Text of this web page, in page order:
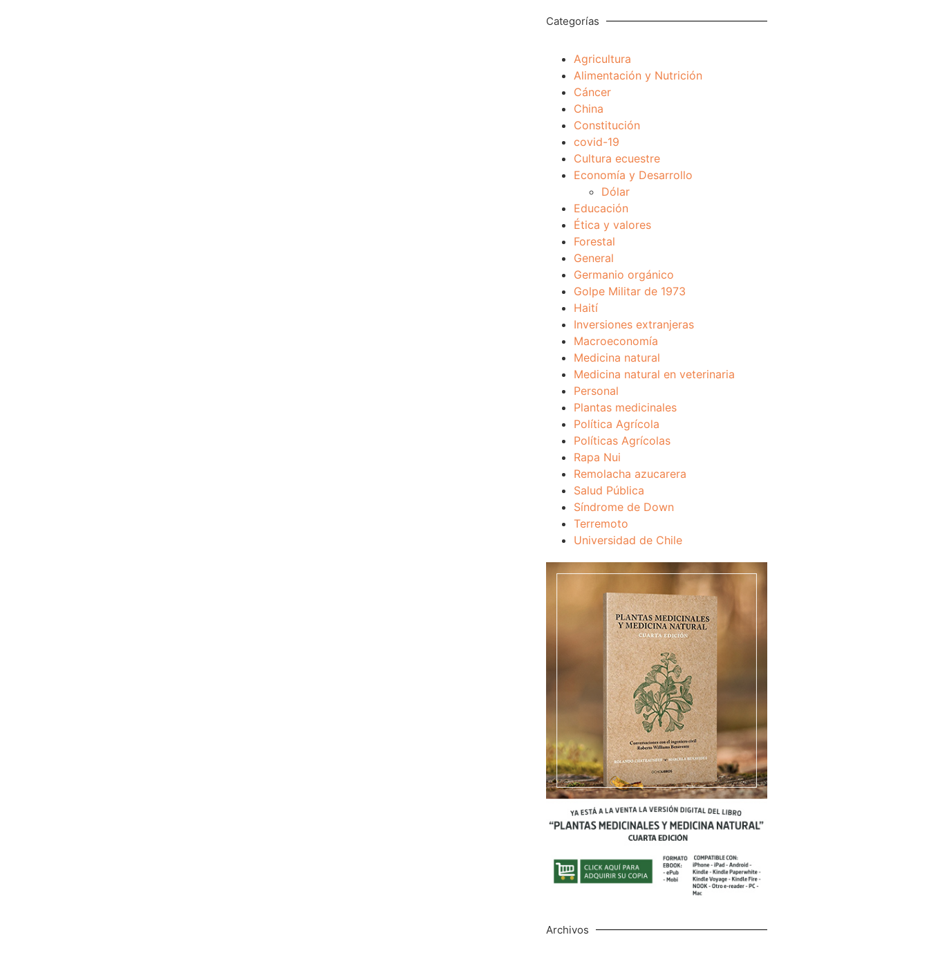
Categorías
Agricultura
Alimentación y Nutrición
Cáncer
China
Constitución
covid-19
Cultura ecuestre
Economía y Desarrollo
Dólar
Educación
Ética y valores
Forestal
General
Germanio orgánico
Golpe Militar de 1973
Haití
Inversiones extranjeras
Macroeconomía
Medicina natural
Medicina natural en veterinaria
Personal
Plantas medicinales
Política Agrícola
Políticas Agrícolas
Rapa Nui
Remolacha azucarera
Salud Pública
Síndrome de Down
Terremoto
Universidad de Chile
Archivos